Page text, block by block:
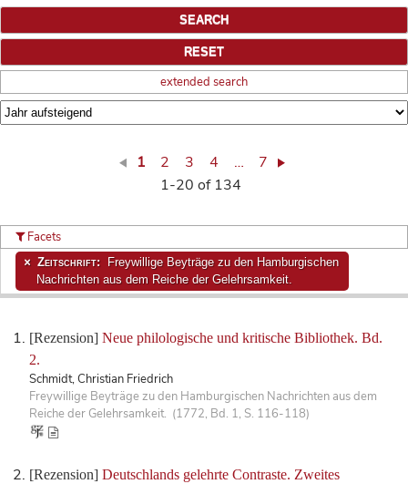
extended search
1 2 3 4 …
7
1-20 of 134
[Rezension] Neue philologische und kritische Bibliothek. Bd.
2.
Schmidt, Christian Friedrich
Freywillige Beyträge zu den Hamburgischen Nachrichten aus dem
Reiche der Gelehrsamkeit. (1772, Bd. 1, S. 116-118)
[Rezension] Deutschlands gelehrte Contraste. Zweites
Facets
Zeitschrift:
Freywillige Beyträge zu den Hamburgischen
Nachrichten aus dem Reiche der Gelehrsamkeit.